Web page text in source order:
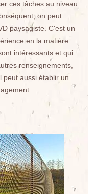
ces tâches au niveau
on peut
paysagiste. C'est un
en la matière.
intéressants et qui
renseignements,
peut aussi établir un